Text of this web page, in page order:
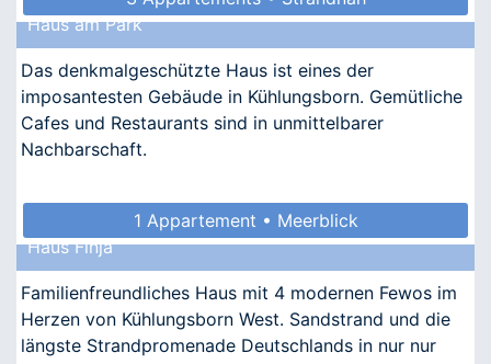
Haus am Park
Das denkmalgeschützte Haus ist eines der
imposantesten Gebäude in Kühlungsborn. Gemütliche
Cafes und Restaurants sind in unmittelbarer
Nachbarschaft.
1 Appartement • Meerblick
Haus Finja
Familienfreundliches Haus mit 4 modernen Fewos im
Herzen von Kühlungsborn West. Sandstrand und die
längste Strandpromenade Deutschlands in nur nur